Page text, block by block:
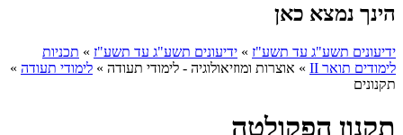
הינך נמצא כאן
ידיעונים תשע"ג עד תשע"ז » ידיעונים תשע"ג עד תשע"ז » תכניות
לימודים תואר II
» אוצרות ומוזיאולוגיה - לימודי תעודה » לימודי תעודה »
תקנונים
תקנון הפקולטה